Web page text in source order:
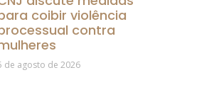
coibir violência
contra
de agosto de 2026